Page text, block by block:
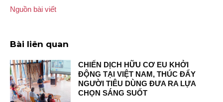
Nguồn bài viết
Bài liên quan
CHIẾN DỊCH HỮU CƠ EU KHỞI
ĐỘNG TẠI VIỆT NAM, THÚC ĐẨY
NGƯỜI TIÊU DÙNG ĐƯA RA LỰA
CHỌN SÁNG SUỐT